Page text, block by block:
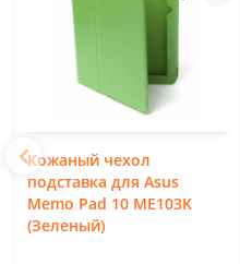
Кожаный чехол
подставка для Asus
Memo Pad 10 ME103K
(Зеленый)